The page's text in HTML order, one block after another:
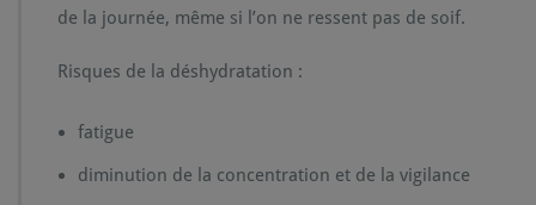
de la journée, même si l’on ne ressent pas de soif.
Risques de la déshydratation :
fatigue
diminution de la concentration et de la vigilance